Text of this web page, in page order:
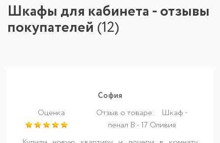
Шкафы для кабинета - отзывы
покупателей (12)
София
Оценка
Отзыв о товаре:
Шкаф -
пенал В - 17 Оливия